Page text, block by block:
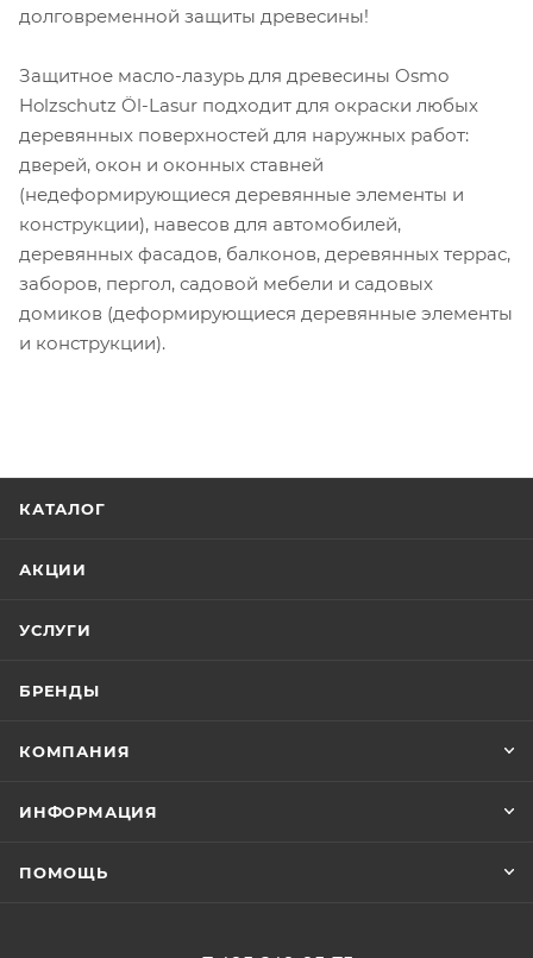
долговременной защиты древесины!
Защитное масло-лазурь для древесины Osmo
Holzschutz Öl-Lasur подходит для окраски любых
деревянных поверхностей для наружных работ:
дверей, окон и оконных ставней
(недеформирующиеся деревянные элементы и
конструкции), навесов для автомобилей,
деревянных фасадов, балконов, деревянных террас,
заборов, пергол, садовой мебели и садовых
домиков (деформирующиеся деревянные элементы
и конструкции).
КАТАЛОГ
АКЦИИ
УСЛУГИ
БРЕНДЫ
КОМПАНИЯ
ИНФОРМАЦИЯ
ПОМОЩЬ